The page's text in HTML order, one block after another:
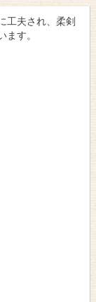
工夫され、柔剣
す。